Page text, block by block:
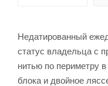
Недатированный
статус владельца с
нитью по периметру
блока и двойное